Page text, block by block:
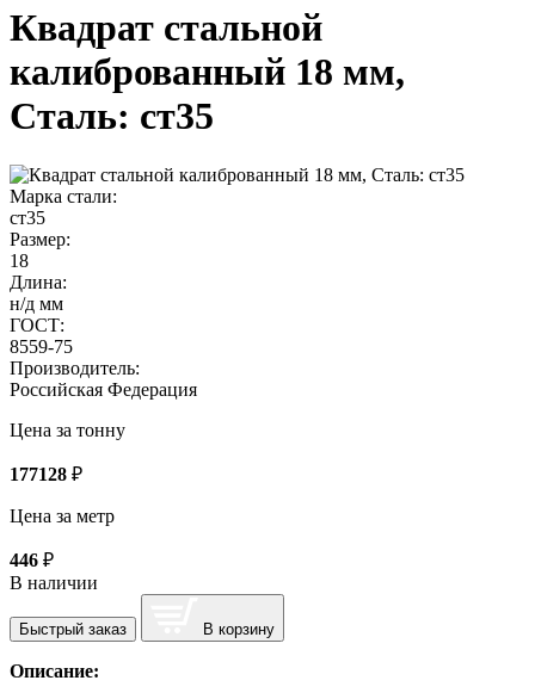
Квадрат стальной
калиброванный 18 мм,
Сталь: ст35
Марка стали:
ст35
Размер:
18
Длина:
н/д мм
ГОСТ:
8559-75
Производитель:
Российская Федерация
Цена за тонну
177128 ₽
Цена за метр
446 ₽
В наличии
Быстрый заказ В корзину
Описание: